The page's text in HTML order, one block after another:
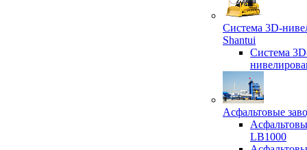
Система 3D-
Shantui
Система
Асфальтовые
LB1000